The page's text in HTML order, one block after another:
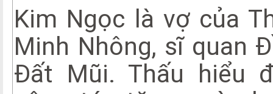
Kim Ngọc là vợ của
Minh Nhông, sĩ quan
Đất Mũi. Thấu hiểu